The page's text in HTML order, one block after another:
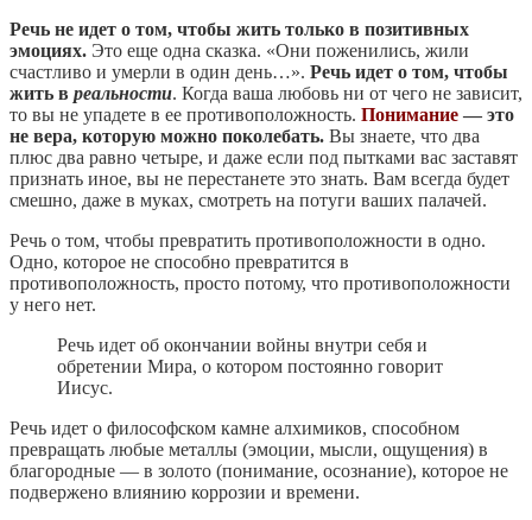
Речь не идет о том, чтобы жить только в позитивных
эмоциях. Это еще одна сказка. «Они поженились, жили
счастливо и умерли в один день…». Речь идет о том, чтобы
жить в реальности. Когда ваша любовь ни от чего не зависит,
то вы не упадете в ее противоположность. Понимание — это
не вера, которую можно поколебать. Вы знаете, что два
плюс два равно четыре, и даже если под пытками вас заставят
признать иное, вы не перестанете это знать. Вам всегда будет
смешно, даже в муках, смотреть на потуги ваших палачей.
Речь о том, чтобы превратить противоположности в одно.
Одно, которое не способно превратится в
противоположность, просто потому, что противоположности
у него нет.
Речь идет об окончании войны внутри себя и
обретении Мира, о котором постоянно говорит
Иисус.
Речь идет о философском камне алхимиков, способном
превращать любые металлы (эмоции, мысли, ощущения) в
благородные — в золото (понимание, осознание), которое не
подвержено влиянию коррозии и времени.